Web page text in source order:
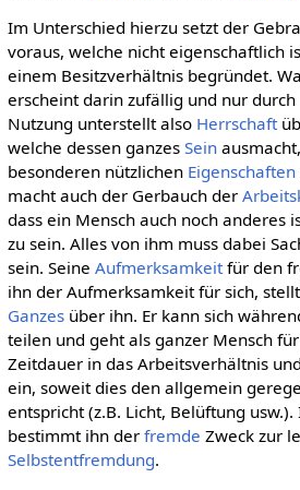
Im Unterschied hierzu setzt der
voraus, welche nicht eigenschaftlich
einem Besitzverhältnis begründet.
erscheint darin zufällig und nur
Nutzung unterstellt also Herrschaft
welche dessen ganzes Sein
besonderen nützlichen Eigenschaften
macht auch der Gerbauch der
dass ein Mensch auch noch anderes
zu sein. Alles von ihm muss dabei
sein. Seine Aufmerksamkeitfür den
ihn der Aufmerksamkeit für sich,
Ganzesüber ihn. Er kann sich
teilen und geht als ganzer Mensch
Zeitdauer in das Arbeitsverhältnis
ein, soweit dies den allgemein
entspricht (z.B. Licht, Belüftung
bestimmt ihn der fremde Zweck zur
Selbstentfremdung.